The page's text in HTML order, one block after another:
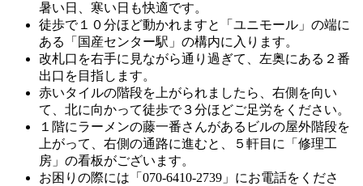
暑い日、寒い日も快適です。
徒歩で１０分ほど動かれますと「ユニモール」の端に
ある「国産センター駅」の構内に入ります。
改札口を右手に見ながら通り過ぎて、左奥にある２番
出口を目指します。
赤いタイルの階段を上がられましたら、右側を向い
て、北に向かって徒歩で３分ほどご足労をください。
１階にラーメンの藤一番さんがあるビルの屋外階段を
上がって、右側の通路に進むと、５軒目に「修理工
房」の看板がございます。
お困りの際には「070-6410-2739」にお電話をくださ